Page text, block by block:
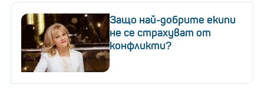
Защо най-добрите екипи
не се страхуват от
конфликти?